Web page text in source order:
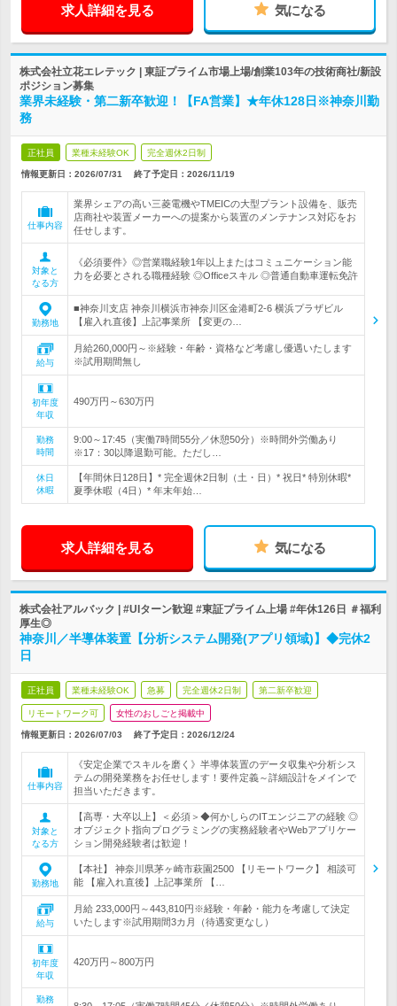
求人詳細を見る 気になる
株式会社立花エレテック | 東証プライム市場上場/創業103年の技術商社/新設
ポジション募集
業界未経験・第二新卒歓迎！【FA営業】★年休128日※神奈川勤
務
正社員 業種未経験OK 完全週休2日制
情報更新日：2026/07/31 終了予定日： 2026/11/19
仕事内容
業界シェアの高い三菱電機やTMEICの大型プラント設備を、販売
店商社や装置メーカーへの提案から装置のメンテナンス対応をお
任せします。
対象と
なる方
《必須要件》◎営業職経験1年以上またはコミュニケーション能
力を必要とされる職種経験 ◎Officeスキル ◎普通自動車運転免許
勤務地
■神奈川支店 神奈川横浜市神奈川区金港町2-6 横浜プラザビル
【雇入れ直後】上記事業所 【変更の…
給与
月給260,000円～※経験・年齢・資格など考慮し優遇いたします
※試用期間無し
初年度
年収
490万円～630万円
勤務
時間
9:00～17:45（実働7時間55分／休憩50分）※時間外労働あり
※17：30以降退勤可能。ただし…
休日
休暇
【年間休日128日】* 完全週休2日制（土・日）* 祝日* 特別休暇*
夏季休暇（4日）* 年末年始…
求人詳細を見る 気になる
株式会社アルバック | #UIターン歓迎 #東証プライム上場 #年休126日 ＃福利
厚生◎
神奈川／半導体装置【分析システム開発(アプリ領域)】◆完休2
日
正社員 業種未経験OK 急募 完全週休2日制 第二新卒歓迎
リモートワーク可 女性のおしごと掲載中
情報更新日：2026/07/03 終了予定日： 2026/12/24
仕事内容
《安定企業でスキルを磨く》半導体装置のデータ収集や分析シス
テムの開発業務をお任せします！要件定義～詳細設計をメインで
担当いただきます。
対象と
なる方
【高専・大卒以上】＜必須＞◆何かしらのITエンジニアの経験 ◎
オブジェクト指向プログラミングの実務経験者やWebアプリケー
ション開発経験者は歓迎！
勤務地
【本社】 神奈川県茅ヶ崎市萩園2500 【リモートワーク】 相談可
能 【雇入れ直後】上記事業所 【…
給与
月給 233,000円～443,810円※経験・年齢・能力を考慮して決定
いたします※試用期間3カ月（待遇変更なし）
初年度
年収
420万円～800万円
勤務